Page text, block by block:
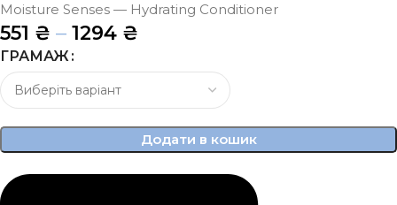
Moisture Senses — Hydrating Conditioner
551 ₴ – 1294 ₴
ГРАМАЖ
Додати в кошик